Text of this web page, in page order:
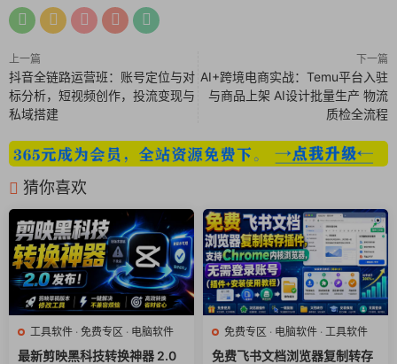
6. 简洁易用的界面
该工具的界面设计简洁直观，操作非常便捷。用户只需将待转换
的视频文件拖放到界面中的文件列表，选择输出设置和目标文件
夹，点击转换按钮即可开始转换。即使是没有任何技术背景的用
户，也能轻松上手。
7. 跨平台支持
FFmpeg Batch AV Converter 支持Windows、Mac、Linux等多
种操作系统。用户可以在不同平台上使用相同的功能和体验，无
需担心系统兼容性问题。
总结
FFmpeg Batch AV Converter 是一款功能强大的开源免费批量
视频转换工具，支持多种格式转换、批量处理和跨平台使用。无
论是个人用户还是专业从事视频处理的用户，都能从中获得高效
便捷的体验。
上一篇
抖音全链路运营班：账号定位与对
标分析，短视频创作，投流变现与
私域搭建
下一篇
AI+跨境电商实战：Temu平台入驻
与商品上架 AI设计批量生产 物流
质检全流程
猜你喜欢
工具软件 · 免费专区 · 电脑软件
最新剪映黑科技转换神器 2.0
免费专区 · 电脑软件 · 工具软件
免费飞书文档浏览器复制转存